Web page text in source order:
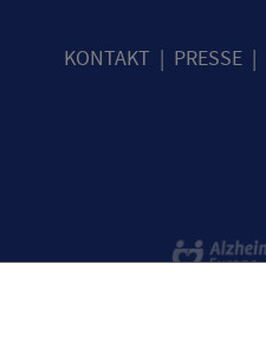
KONTAKT PRESSE